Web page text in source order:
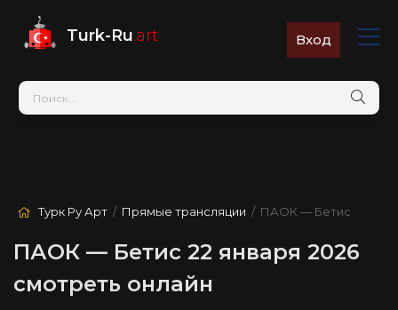
Turk-Ru.art Вход
Турк Ру Арт / Прямые трансляции / ПАОК — Бетис
ПАОК — Бетис 22 января 2026
смотреть онлайн